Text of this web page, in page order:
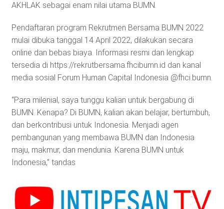
AKHLAK sebagai enam nilai utama BUMN.
Pendaftaran program Rekrutmen Bersama BUMN 2022
mulai dibuka tanggal 14 April 2022, dilakukan secara
online dan bebas biaya. Informasi resmi dan lengkap
tersedia di https://rekrutbersama.fhcibumn.id dan kanal
media sosial Forum Human Capital Indonesia @fhci.bumn.
“Para milenial, saya tunggu kalian untuk bergabung di
BUMN. Kenapa? Di BUMN, kalian akan belajar, bertumbuh,
dan berkontribusi untuk Indonesia. Menjadi agen
pembangunan yang membawa BUMN dan Indonesia
maju, makmur, dan mendunia. Karena BUMN untuk
Indonesia,” tandas